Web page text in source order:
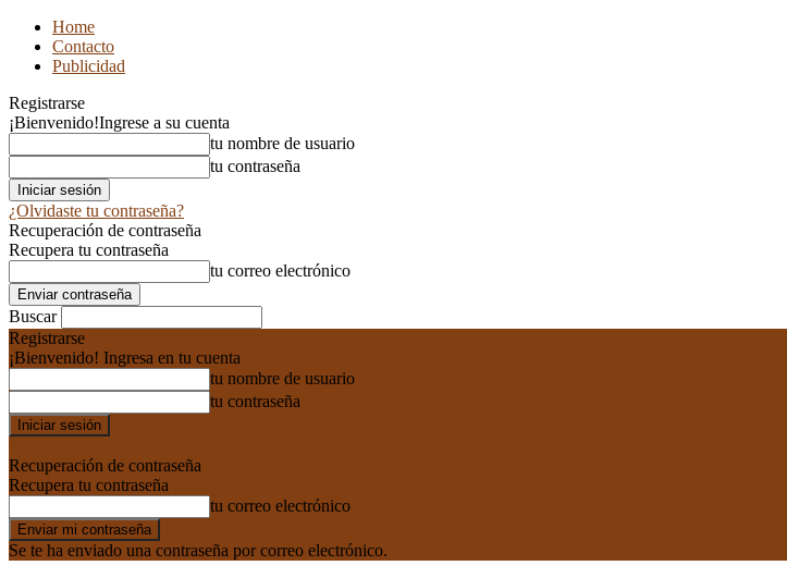
Home
Contacto
Publicidad
Registrarse
¡Bienvenido!Ingrese a su cuenta
tu nombre de usuario
tu contraseña
¿Olvidaste tu contraseña?
Recuperación de contraseña
Recupera tu contraseña
tu correo electrónico
Buscar
Registrarse
¡Bienvenido! Ingresa en tu cuenta
tu nombre de usuario
tu contraseña
Recuperación de contraseña
Recupera tu contraseña
tu correo electrónico
Se te ha enviado una contraseña por correo electrónico.